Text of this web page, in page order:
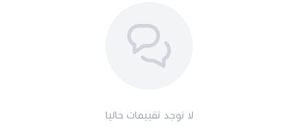
لا توجد تقييمات حاليا